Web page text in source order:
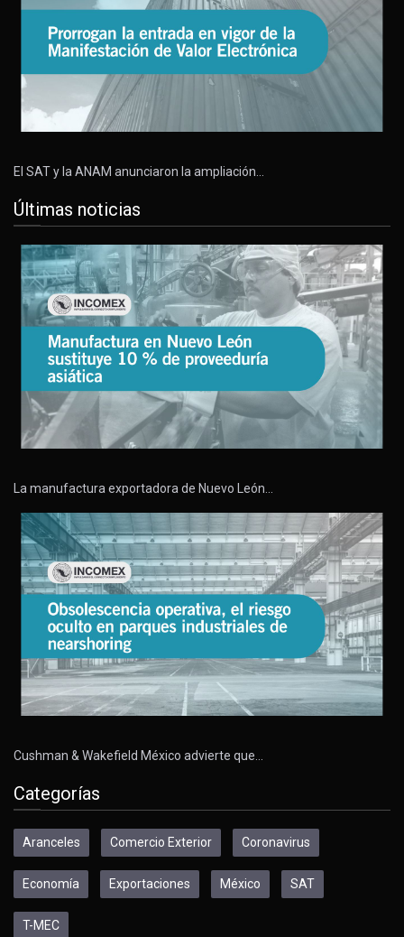
El SAT y la ANAM anunciaron la ampliación…
Últimas noticias
La manufactura exportadora de Nuevo León…
Cushman & Wakefield México advierte que…
Categorías
Aranceles Comercio Exterior Coronavirus
Economía Exportaciones México SAT
T-MEC